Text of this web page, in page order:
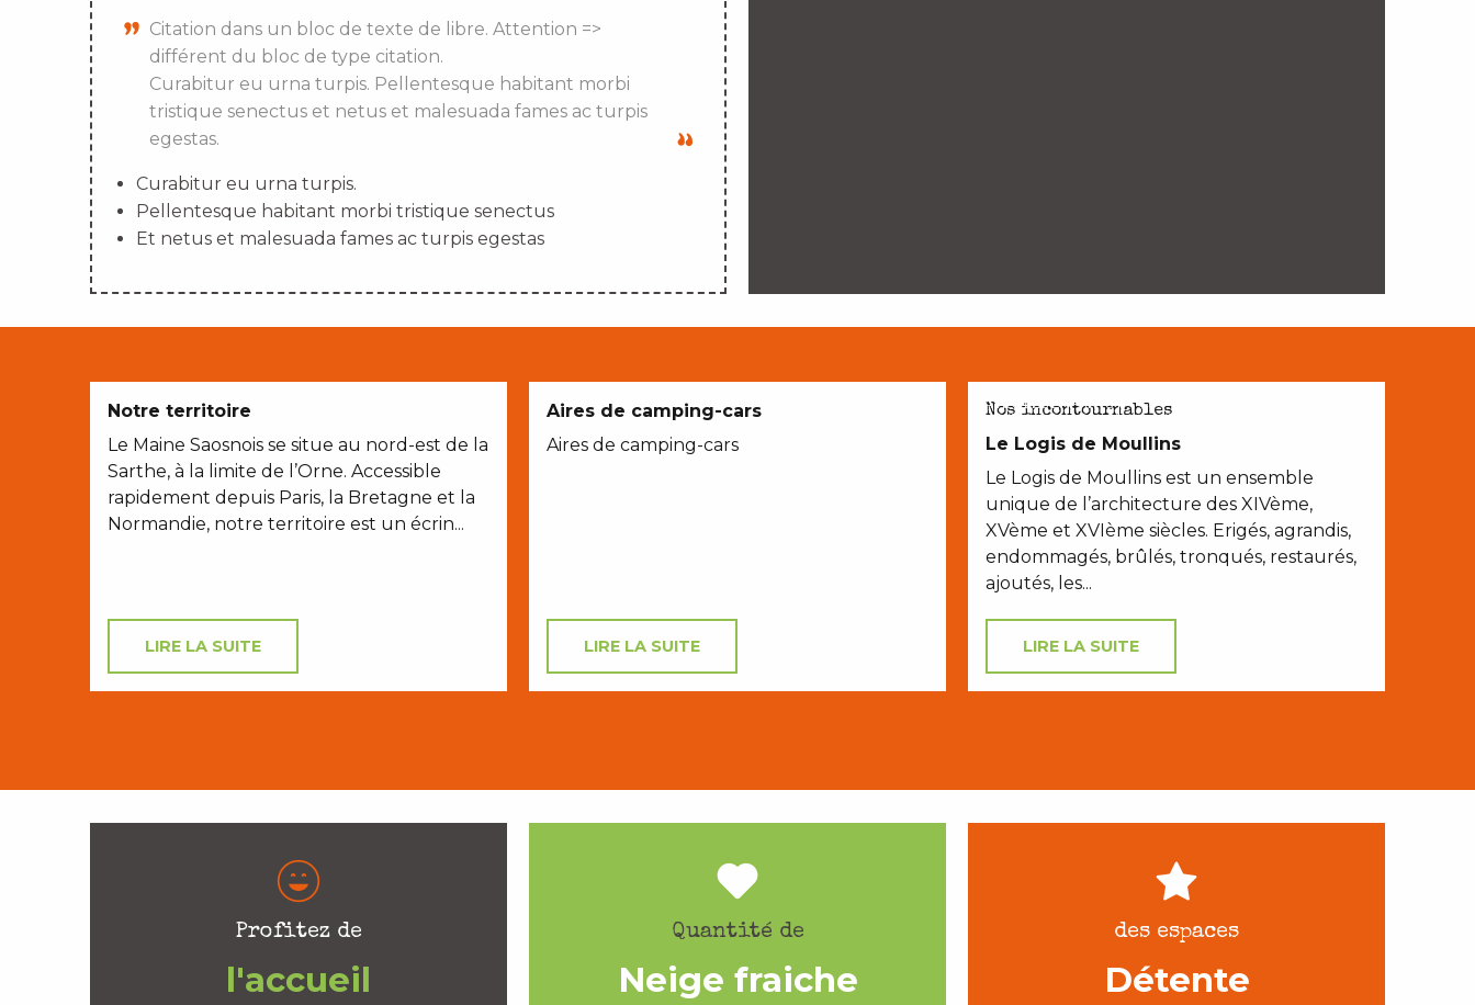
Citation dans un bloc de texte de libre. Attention =>
différent du bloc de type citation.
Curabitur eu urna turpis. Pellentesque habitant morbi
tristique senectus et netus et malesuada fames ac turpis
egestas.
Curabitur eu urna turpis.
Pellentesque habitant morbi tristique senectus
Et netus et malesuada fames ac turpis egestas
Notre territoire
Le Maine Saosnois se situe au nord-est de la
Sarthe, à la limite de l’Orne. Accessible
rapidement depuis Paris, la Bretagne et la
Normandie, notre territoire est un écrin...
LIRE LA SUITE
Aires de camping-cars
Aires de camping-cars
LIRE LA SUITE
AVEC LES ENFANTS
Nos incontournables
Le Logis de Moullins
Le Logis de Moullins est un ensemble
unique de l’architecture des XIVème,
XVème et XVIème siècles. Erigés, agrandis,
endommagés, brûlés, tronqués, restaurés,
ajoutés, les...
LIRE LA SUITE
Profitez de
l'accueil
Quantité de
Neige fraiche
des espaces
Détente